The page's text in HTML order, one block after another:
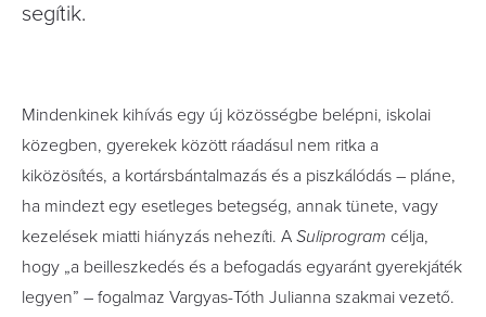
segítik.
Mindenkinek kihívás egy új közösségbe belépni, iskolai
közegben, gyerekek között ráadásul nem ritka a
kiközösítés, a kortársbántalmazás és a piszkálódás – pláne,
ha mindezt egy esetleges betegség, annak tünete, vagy
kezelések miatti hiányzás nehezíti. A Suliprogram célja,
hogy „a beilleszkedés és a befogadás egyaránt gyerekjáték
legyen” – fogalmaz Vargyas-Tóth Julianna szakmai vezető.